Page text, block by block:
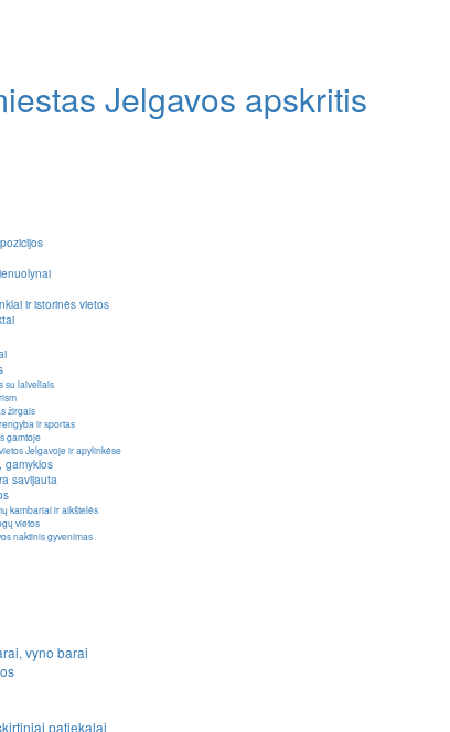
Jelgavos apskritis
ir istorinės vietos
su laiveliais
žirgais
ir sportas
gamtoje
Jelgavoje ir apylinkėse
gamyklos
savijauta
kambariai ir aikštelės
vietos
naktinis gyvenimas
vyno barai
patiekalai